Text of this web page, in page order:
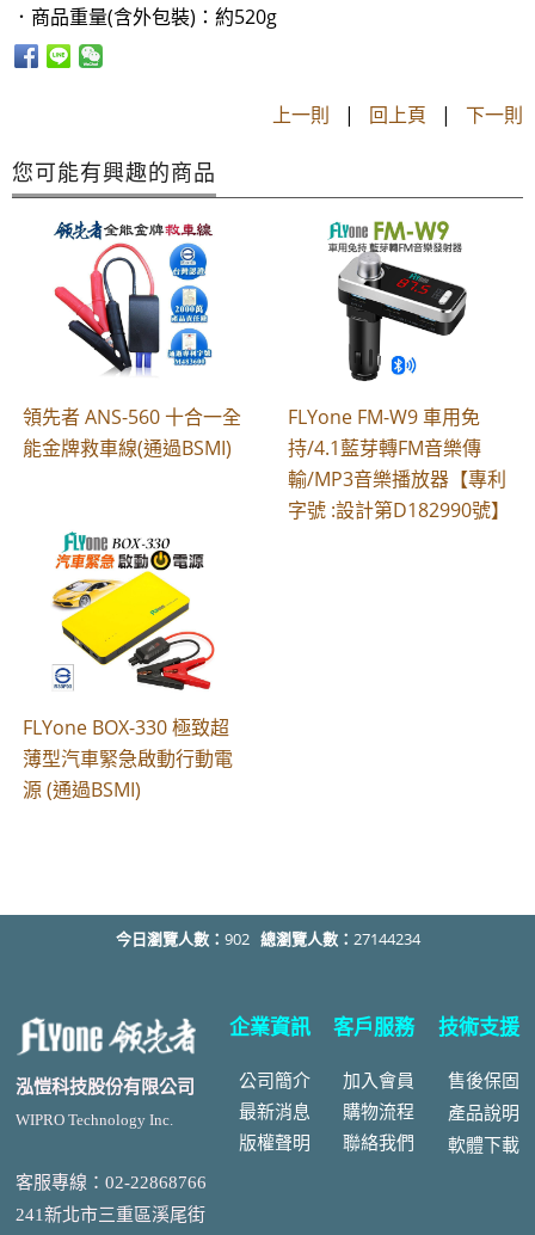
．商品重量(含外包裝)：約520g
上一則 | 回上頁 | 下一則
您可能有興趣的商品
領先者 ANS-560 十合一全
能金牌救車線(通過BSMI)
FLYone FM-W9 車用免
持/4.1藍芽轉FM音樂傳
輸/MP3音樂播放器【專利
字號 :設計第D182990號】
FLYone BOX-330 極致超
薄型汽車緊急啟動行動電
源 (通過BSMI)
今日瀏覽人數： 902 總瀏覽人數： 27144234
泓愷科技股份有限公司
WIPRO Technology Inc.
客服專線：02-22868766
241新北市三重區溪尾街
企業資訊
公司簡介
最新消息
版權聲明
客戶服務
加入會員
購物流程
聯絡我們
技術支援
售後保固
產品說明
軟體下載